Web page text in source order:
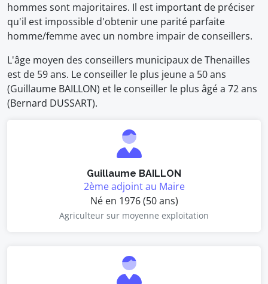
hommes sont majoritaires. Il est important de préciser
qu'il est impossible d'obtenir une parité parfaite
homme/femme avec un nombre impair de conseillers.
L'âge moyen des conseillers municipaux de Thenailles
est de 59 ans. Le conseiller le plus jeune a 50 ans
(Guillaume BAILLON) et le conseiller le plus âgé a 72 ans
(Bernard DUSSART).
Guillaume BAILLON
2ème adjoint au Maire
Né en 1976 (50 ans)
Agriculteur sur moyenne exploitation